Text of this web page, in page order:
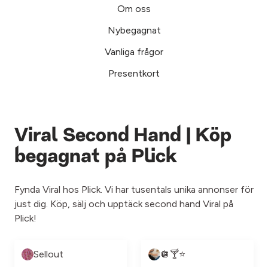
Om oss
Nybegagnat
Vanliga frågor
Presentkort
Viral Second Hand | Köp
begagnat på Plick
Fynda Viral hos Plick. Vi har tusentals unika annonser för
just dig. Köp, sälj och upptäck second hand Viral på
Plick!
Sellout 🪩🍸⭐️